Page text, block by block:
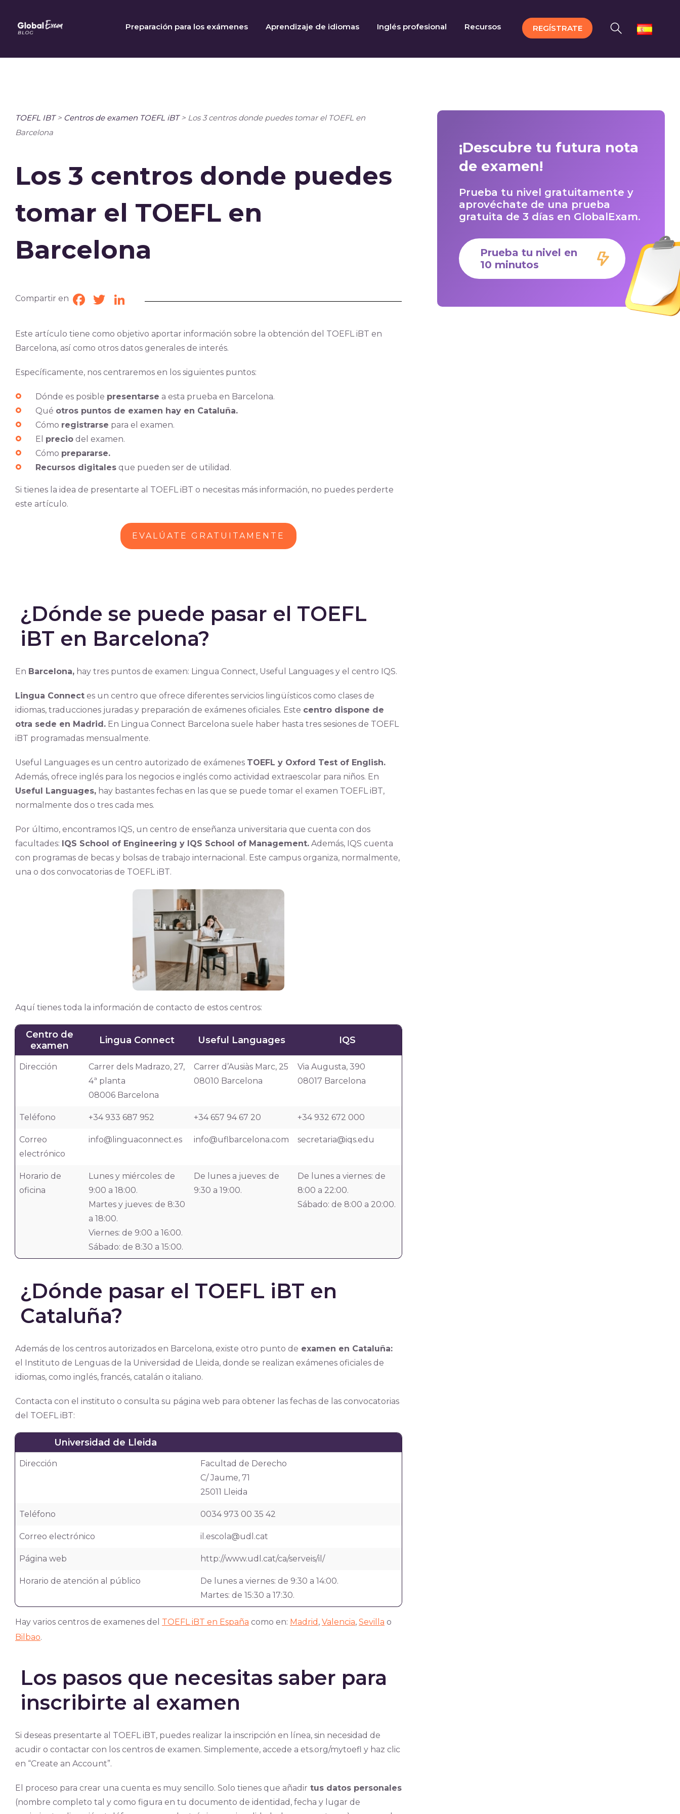
content
Preparación para los exámenes Aprendizaje de idiomas Inglés profesional Recursos REGÍSTRATE
TOEFL IBT> Centros de examen TOEFL iBT> Los 3 centros donde puedes tomar el TOEFL en
Barcelona
Los 3 centros donde puedes
tomar el TOEFL en
Barcelona
Compartir en Facebook
TwitterLinkedIn
Este artículo tiene como objetivo aportar información sobre la obtención del TOEFL iBT en
Barcelona, así como otros datos generales de interés.
Específicamente, nos centraremos en los siguientes puntos:
Dónde es posible presentarse a esta prueba en Barcelona.
Qué otros puntos de examen hay en Cataluña.
Cómo registrarse para el examen.
El preciodel examen.
Cómo prepararse.
Recursos digitalesque pueden ser de utilidad.
Si tienes la idea de presentarte al TOEFL iBT o necesitas más información, no puedes perderte
este artículo.
EVALÚATE GRATUITAMENTE
¿Dónde se puede pasar el TOEFL
iBT en Barcelona?
En Barcelona,hay tres puntos de examen: Lingua Connect, Useful Languages y el centro IQS.
Lingua Connectes un centro que ofrece diferentes servicios lingüísticos como clases de
idiomas, traducciones juradas y preparación de exámenes oficiales. Este centro dispone de
otra sede en Madrid.En Lingua Connect Barcelona suele haber hasta tres sesiones de TOEFL
iBT programadas mensualmente.
Useful Languages es un centro autorizado de exámenes TOEFL y Oxford Test of English.
Además, ofrece inglés para los negocios e inglés como actividad extraescolar para niños. En
Useful Languages,hay bastantes fechas en las que se puede tomar el examen TOEFL iBT,
normalmente dos o tres cada mes.
Por último, encontramos IQS, un centro de enseñanza universitaria que cuenta con dos
facultades: IQS School of Engineering y IQS School of Management.Además, IQS cuenta
con programas de becas y bolsas de trabajo internacional. Este campus organiza, normalmente,
una o dos convocatorias de TOEFL iBT.
Aquí tienes toda la información de contacto de estos centros:
Centro de
examen
Lingua Connect Useful Languages IQS
Dirección
Carrer dels Madrazo, 27,
4ª planta
08006 Barcelona
Carrer d’Ausiàs Marc, 25
08010 Barcelona
Via Augusta, 390
08017 Barcelona
Teléfono +34 933 687 952 +34 657 94 67 20 +34 932 672 000
Correo
electrónico
info@linguaconnect.es info@uflbarcelona.com secretaria@iqs.edu
Horario de
oficina
Lunes y miércoles: de
9:00 a 18:00.
Martes y jueves: de 8:30
a 18:00.
Viernes: de 9:00 a 16:00.
Sábado: de 8:30 a 15:00.
De lunes a jueves: de
9:30 a 19:00.
De lunes a viernes: de
8:00 a 22:00.
Sábado: de 8:00 a 20:00.
¿Dónde pasar el TOEFL iBT en
Cataluña?
Además de los centros autorizados en Barcelona, existe otro punto de examen en Cataluña:
el Instituto de Lenguas de la Universidad de Lleida, donde se realizan exámenes oficiales de
idiomas, como inglés, francés, catalán o italiano.
Contacta con el instituto o consulta su página web para obtener las fechas de las convocatorias
del TOEFL iBT:
Universidad de Lleida
Dirección
Facultad de Derecho
C/ Jaume, 71
25011 Lleida
Teléfono 0034 973 00 35 42
Correo electrónico il.escola@udl.cat
Página web http://www.udl.cat/ca/serveis/il/
Horario de atención al público
De lunes a viernes: de 9:30 a 14:00.
Martes: de 15:30 a 17:30.
Hay varios centros de examenes del TOEFL iBT en España como en: Madrid , Valencia, Sevilla o
Bilbao.
Los pasos que necesitas saber para
inscribirte al examen
Si deseas presentarte al TOEFL iBT, puedes realizar la inscripción en línea, sin necesidad de
acudir o contactar con los centros de examen. Simplemente, accede a ets.org/mytoefl y haz clic
en “Create an Account”.
El proceso para crear una cuenta es muy sencillo. Solo tienes que añadir tus datos personales
(nombre completo tal y como figura en tu documento de identidad, fecha y lugar de
¡Descubre tu futura nota
de examen!
Prueba tu nivel gratuitamente y
aprovéchate de una prueba
gratuita de 3 días en GlobalExam.
Prueba tu nivel en
10 minutos